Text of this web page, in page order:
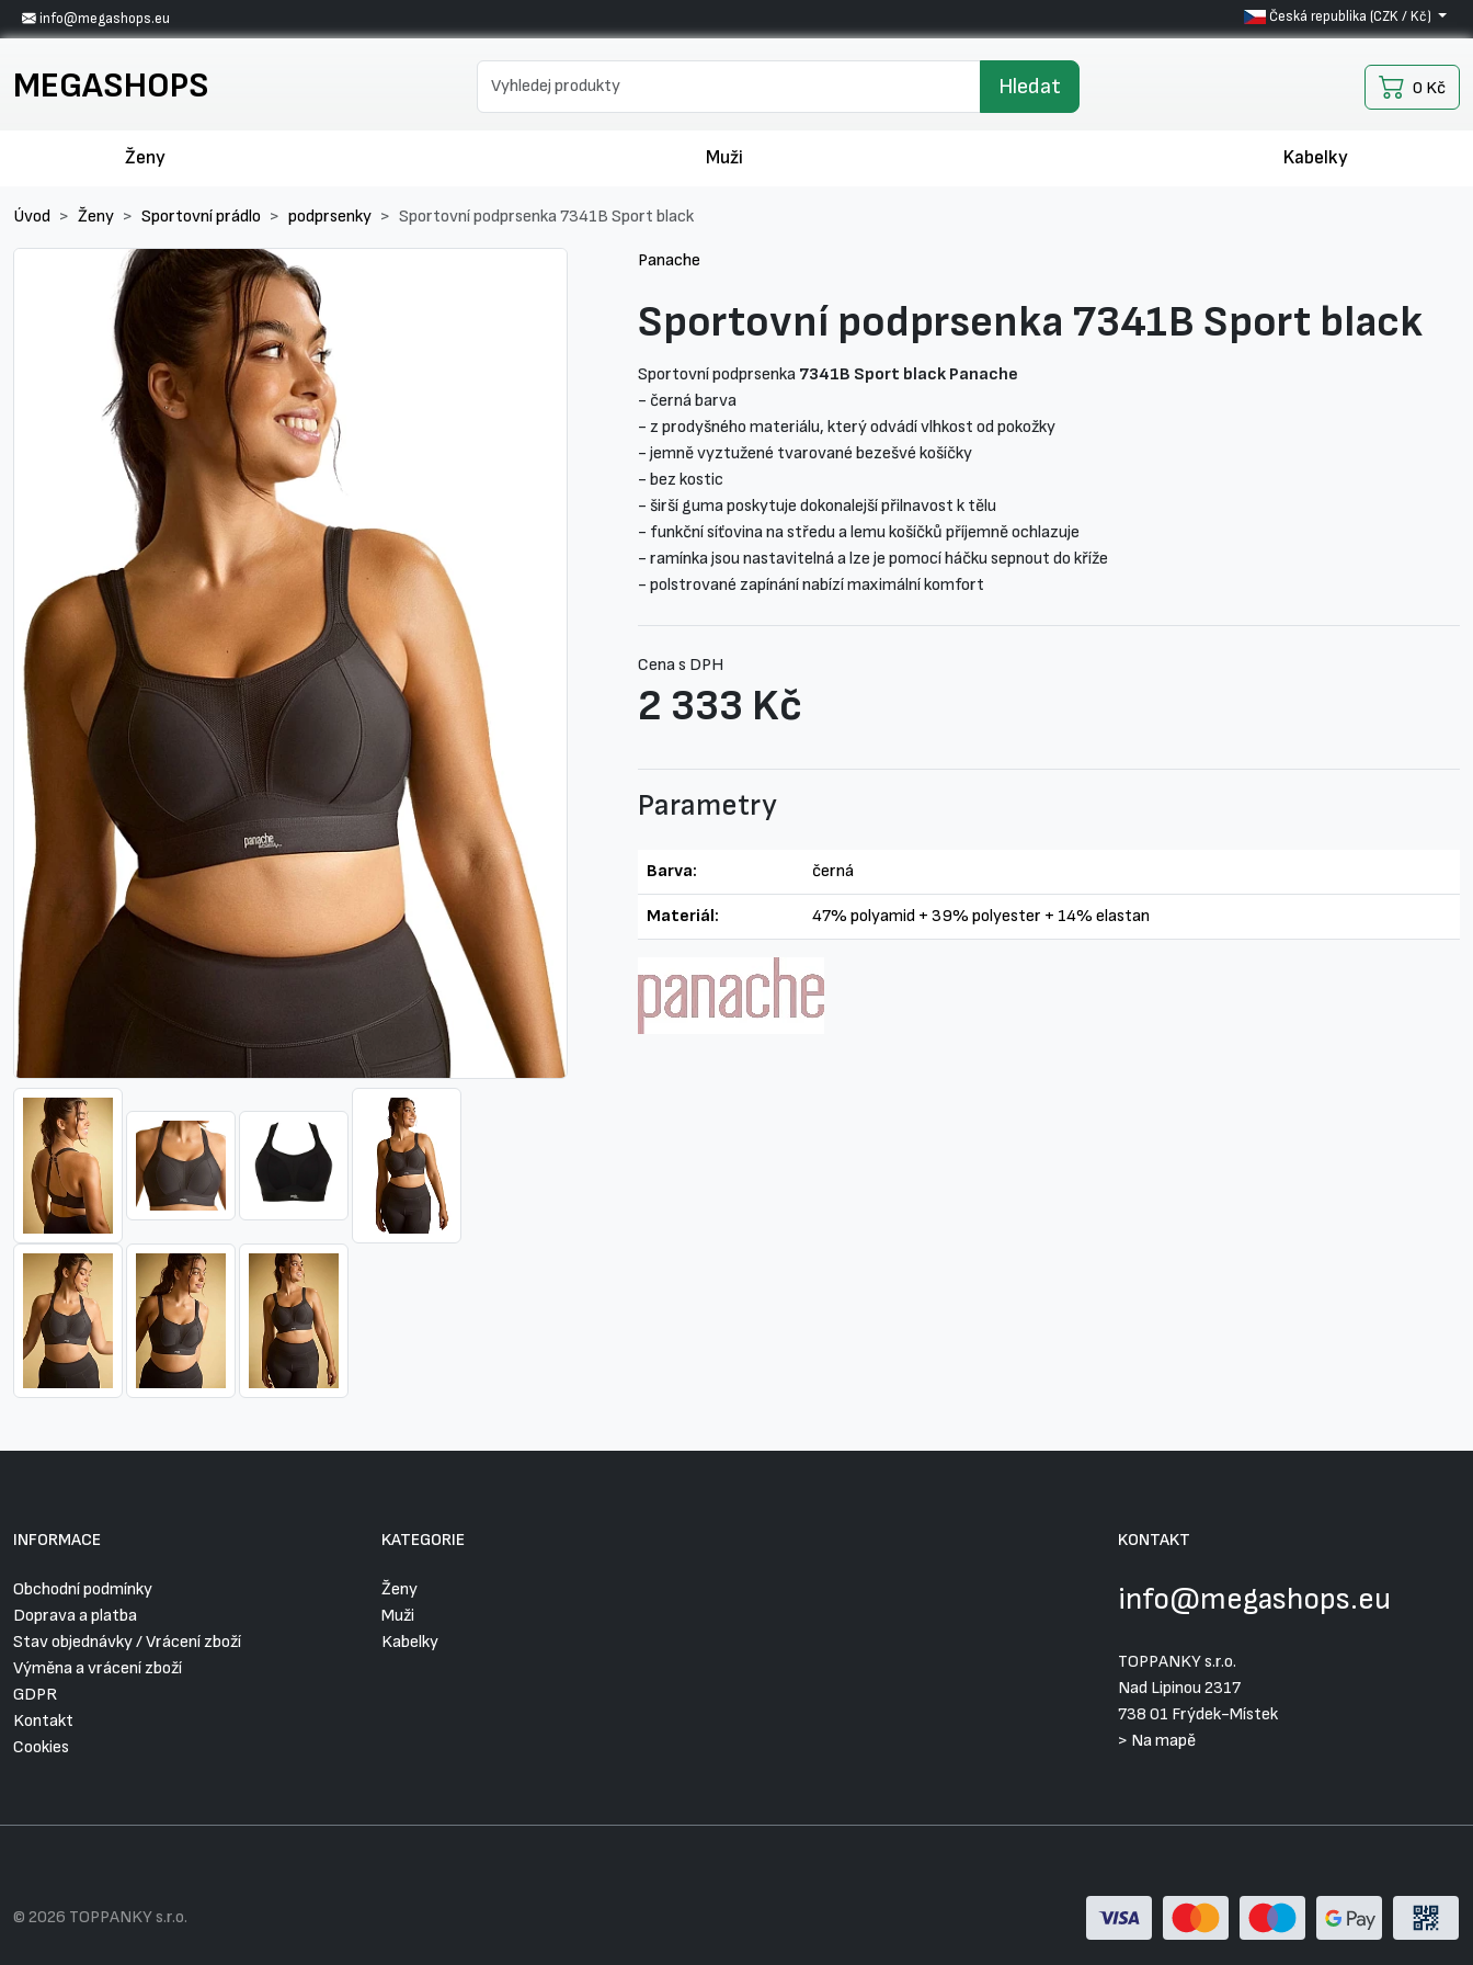
info@megashops.eu Česká republika (CZK / Kč)
MEGASHOPS Hledat 0 Kč
Ženy Muži Kabelky
Úvod Ženy Sportovní prádlo podprsenky Sportovní podprsenka 7341B Sport black
Panache
Sportovní podprsenka 7341B Sport black
Sportovní podprsenka 7341B Sport black Panache
- černá barva
- z prodyšného materiálu, který odvádí vlhkost od pokožky
- jemně vyztužené tvarované bezešvé košíčky
- bez kostic
- širší guma poskytuje dokonalejší přilnavost k tělu
- funkční síťovina na středu a lemu košíčků příjemně ochlazuje
- ramínka jsou nastavitelná a lze je pomocí háčku sepnout do kříže
- polstrované zapínání nabízí maximální komfort
Cena s DPH
2 333 Kč
Parametry
Barva: černá
Materiál: 47% polyamid + 39% polyester + 14% elastan
INFORMACE
Obchodní podmínky
Doprava a platba
Stav objednávky / Vrácení zboží
Výměna a vrácení zboží
GDPR
Kontakt
Cookies
KATEGORIE
Ženy
Muži
Kabelky
KONTAKT
info@megashops.eu
TOPPANKY s.r.o.
Nad Lipinou 2317
738 01 Frýdek-Místek
> Na mapě
© 2026 TOPPANKY s.r.o.